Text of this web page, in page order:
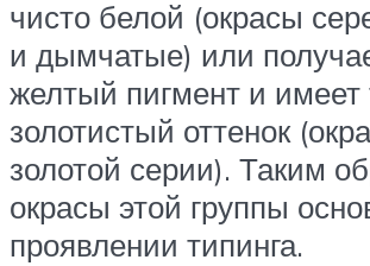
чисто белой (окрасы
и дымчатые) или
желтый пигмент и
золотистый оттенок
золотой серии). Таким
окрасы этой группы
проявлении типинга.